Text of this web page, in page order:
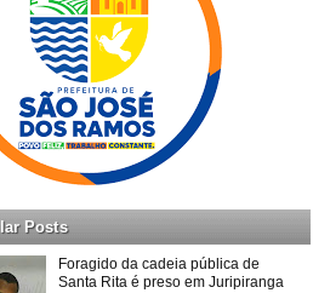
Posts
Foragido da cadeia pública de
Santa Rita é preso em Juripiranga